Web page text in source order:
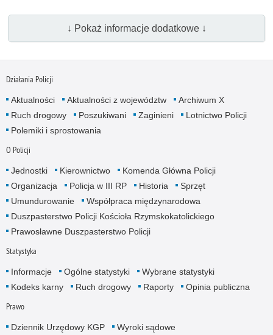
↓ Pokaż informacje dodatkowe ↓
Działania Policji
Aktualności Aktualności z województw
Archiwum X
Ruch drogowy
Poszukiwani Zaginieni
Lotnictwo Policji
Polemiki i sprostowania
O Policji
Jednostki Kierownictwo
Komenda Główna Policji
Organizacja
Policja w III RP Historia
Sprzęt
Umundurowanie
Współpraca międzynarodowa
Duszpasterstwo Policji Kościoła Rzymskokatolickiego
Prawosławne Duszpasterstwo Policji
Statystyka
Informacje Ogólne statystyki
Wybrane statystyki
Kodeks karny
Ruch drogowy Raporty Opinia publiczna
Prawo
Dziennik Urzędowy KGP Wyroki sądowe